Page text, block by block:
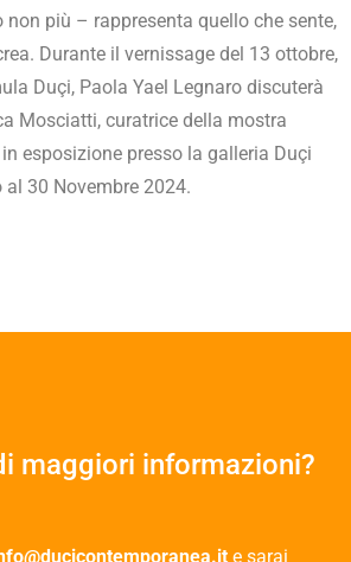
non più – rappresenta quello che sente,
Durante il vernissage del 13 ottobre,
Duçi, Paola Yael Legnaro discuterà
Mosciatti, curatrice della mostra
in esposizione presso la galleria Duçi
30 Novembre 2024.
maggiori informazioni?
e sarai